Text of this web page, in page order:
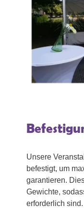
Unsere
befestigt, um
garantieren.
Gewichte,
erforderlich